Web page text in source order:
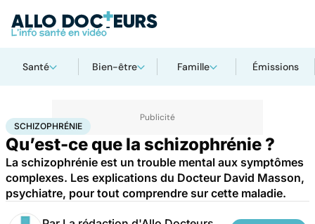
Santé Bien-être Famille Émissions
AccueilBien-êtrePsycho Schizophrénie
SCHIZOPHRÉNIE
Qu’est-ce que la schizophrénie ?
La schizophrénie est un trouble mental aux symptômes
complexes. Les explications du Docteur David Masson,
psychiatre, pour tout comprendre sur cette maladie.